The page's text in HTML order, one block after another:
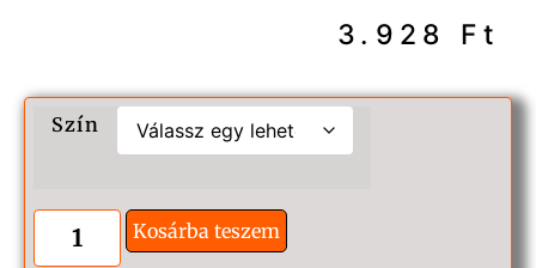
3.928 Ft
Szín
Kosárba teszem